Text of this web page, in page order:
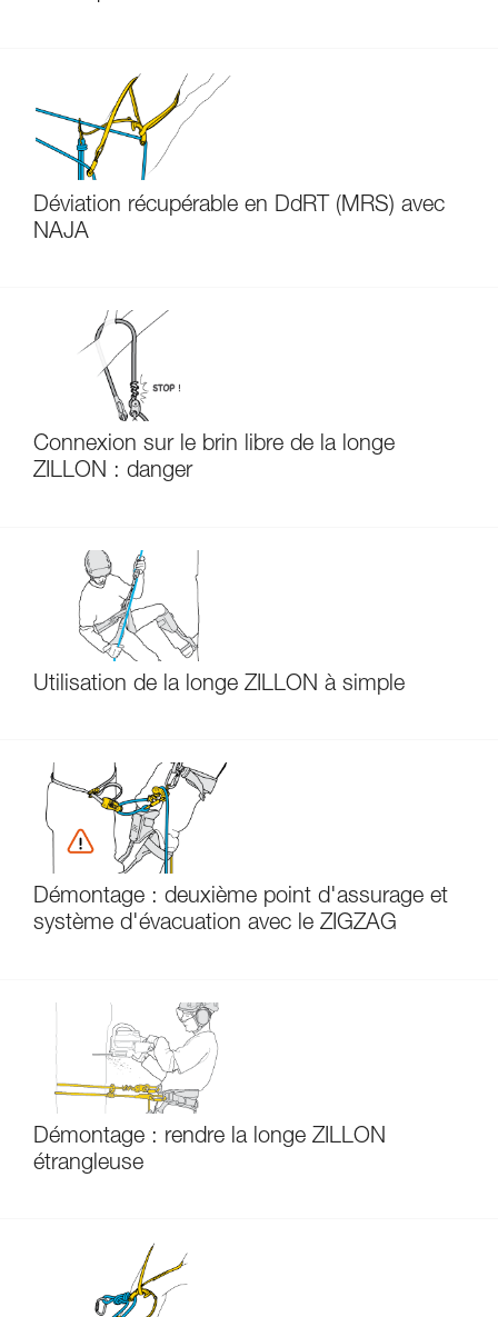
Déviation récupérable en DdRT (MRS) avec
NAJA
Connexion sur le brin libre de la longe
ZILLON : danger
Utilisation de la longe ZILLON à simple
Démontage : deuxième point d'assurage et
système d'évacuation avec le ZIGZAG
Démontage : rendre la longe ZILLON
étrangleuse